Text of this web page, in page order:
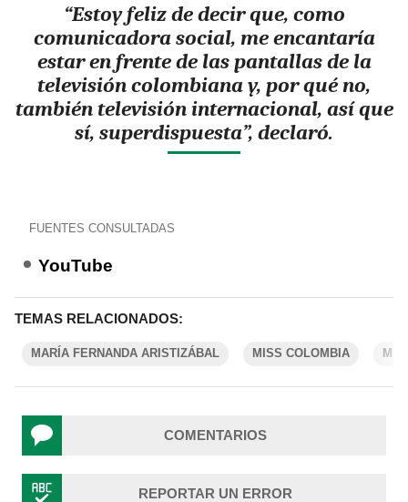
“Estoy feliz de decir que, como
comunicadora social, me encantaría
estar en frente de las pantallas de la
televisión colombiana y, por qué no,
también televisión internacional, así que
sí, superdispuesta”, declaró.
FUENTES CONSULTADAS
YouTube
TEMAS RELACIONADOS:
MARÍA FERNANDA ARISTIZÁBAL MISS COLOMBIA
COMENTARIOS
REPORTAR UN ERROR